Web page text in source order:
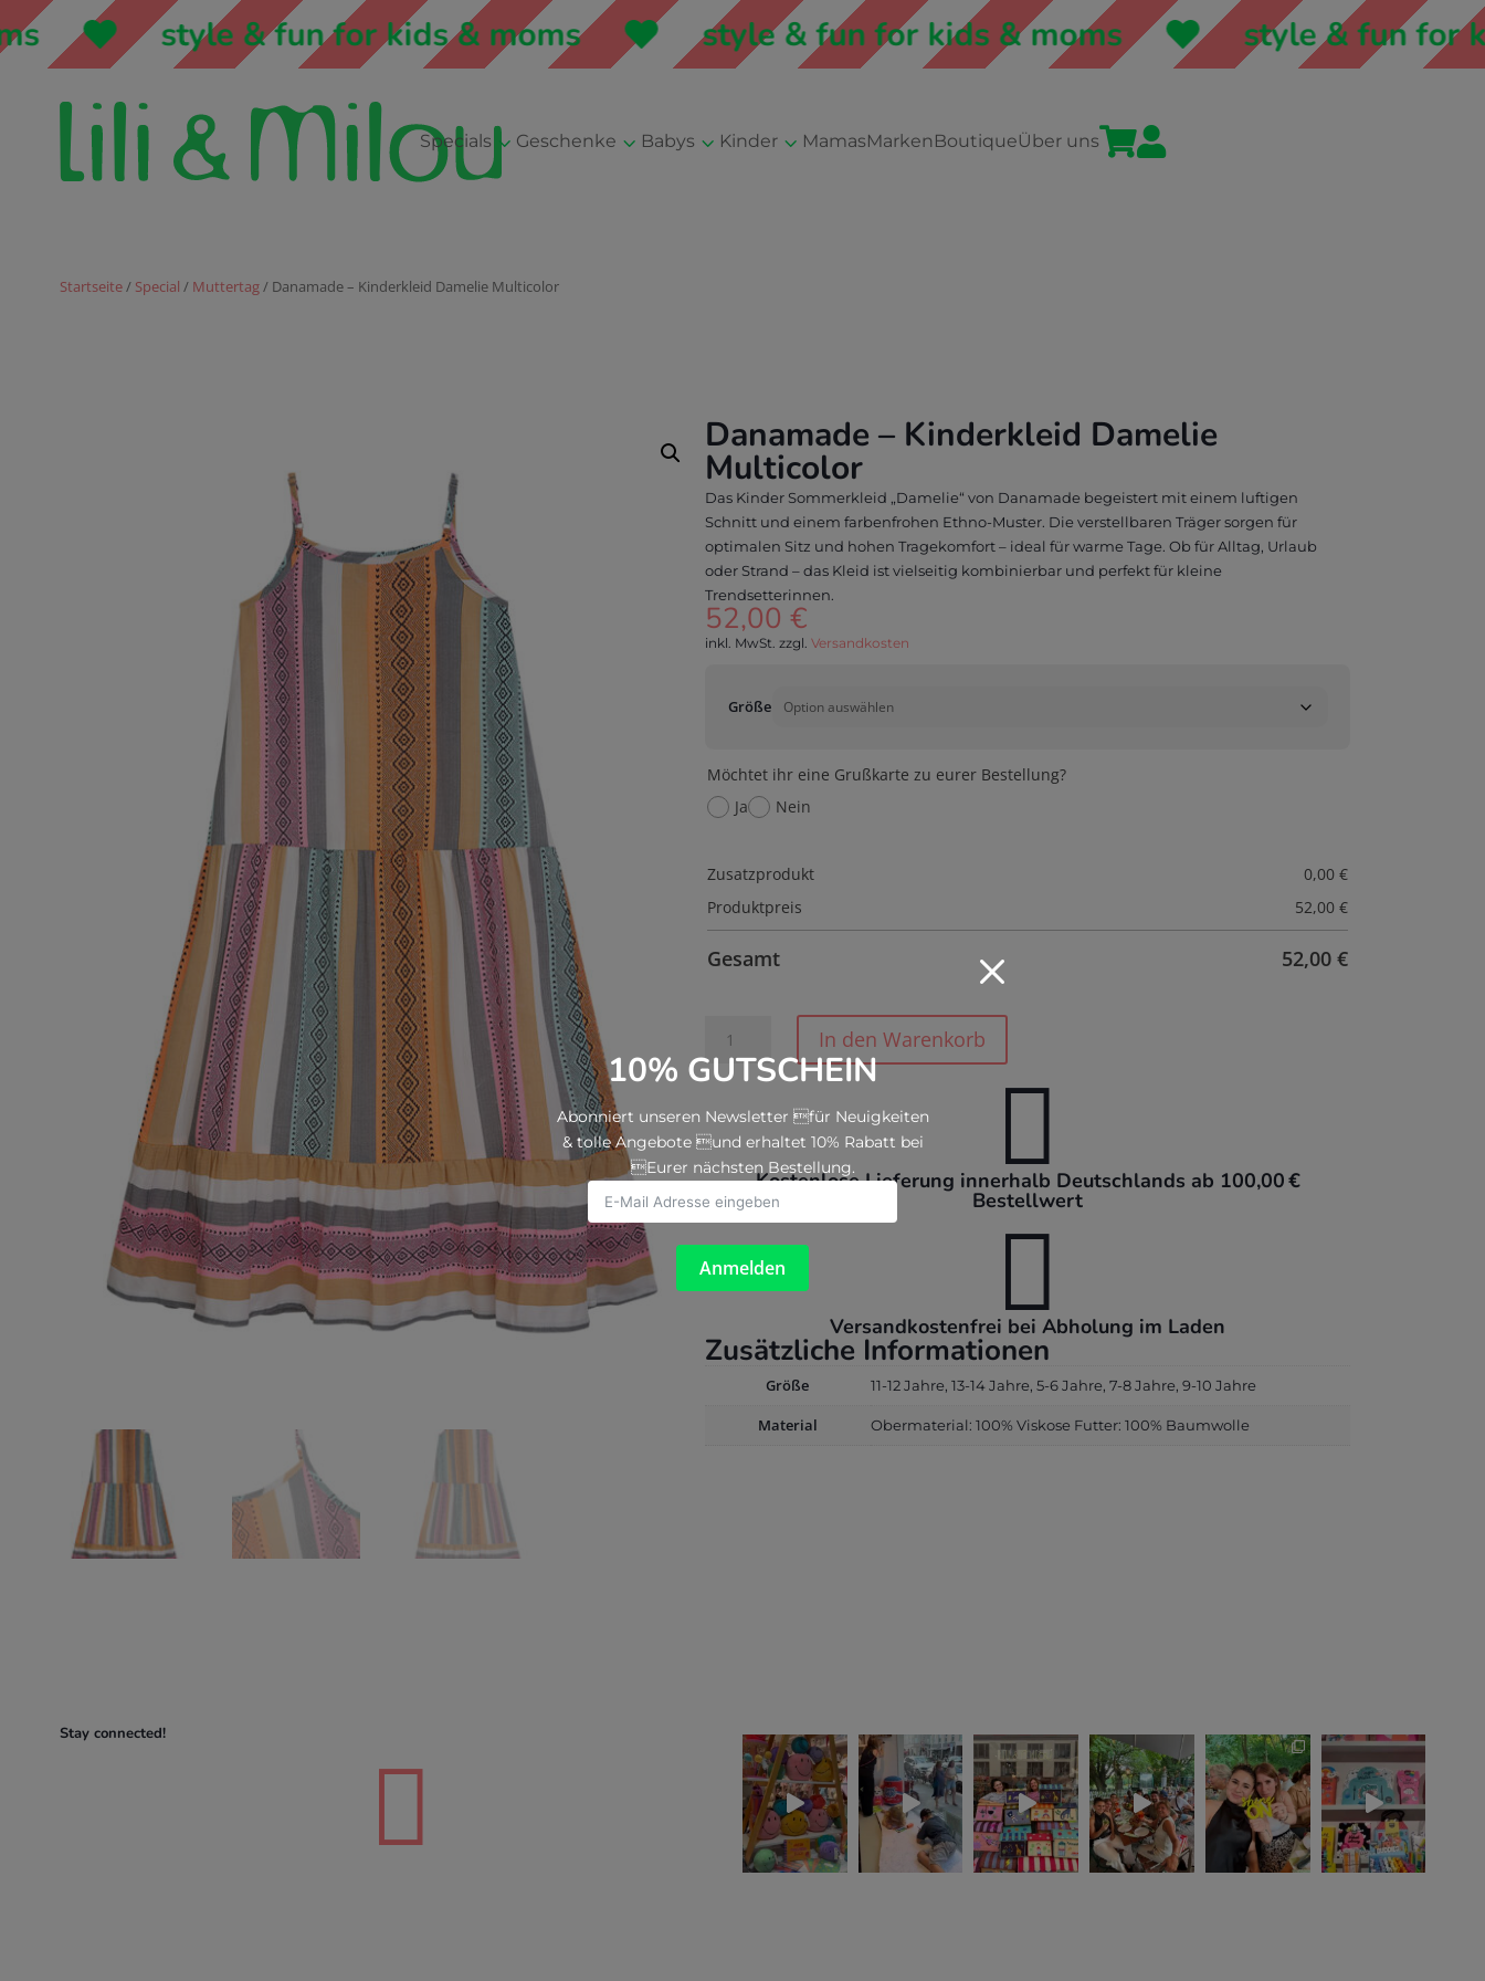
style & fun for kids & moms style & fun for kids & moms style & fun for kids
Specials 3 Geschenke 3 Babys 3 Kinder3 MamasMarkenBoutiqueÜber uns 
M
10% GUTSCHEIN
Abonniert unseren Newsletter für Neuigkeiten
& tolle Angebote und erhaltet 10% Rabatt bei
Eurer nächsten Bestellung.
Anmelden
Startseite/ Special / Muttertag/ Danamade – Kinderkleid Damelie Multicolor
Danamade – Kinderkleid Damelie
Multicolor
Das Kinder Sommerkleid „Damelie“ von Danamade begeistert mit einem luftigen
Schnitt und einem farbenfrohen Ethno-Muster. Die verstellbaren Träger sorgen für
optimalen Sitz und hohen Tragekomfort – ideal für warme Tage. Ob für Alltag, Urlaub
oder Strand – das Kleid ist vielseitig kombinierbar und perfekt für kleine
Trendsetterinnen.
52,00 €
inkl. MwSt. zzgl. Versandkosten
Größe
Möchtet ihr eine Grußkarte zu eurer Bestellung?
Ja
Nein
Zusatzprodukt 0,00€
Produktpreis
52,00€
Gesamt 52,00€
Kinderkleid
Multicolor
Menge
In den Warenkorb

Kostenlose Lieferung innerhalb Deutschlands ab 100,00 €
Bestellwert

Versandkostenfrei bei Abholung im Laden
Zusätzliche Informationen
Größe 11-12 Jahre, 13-14 Jahre, 5-6 Jahre, 7-8 Jahre, 9-10 Jahre
Material Obermaterial: 100% Viskose Futter: 100% Baumwolle
Stay connected!
